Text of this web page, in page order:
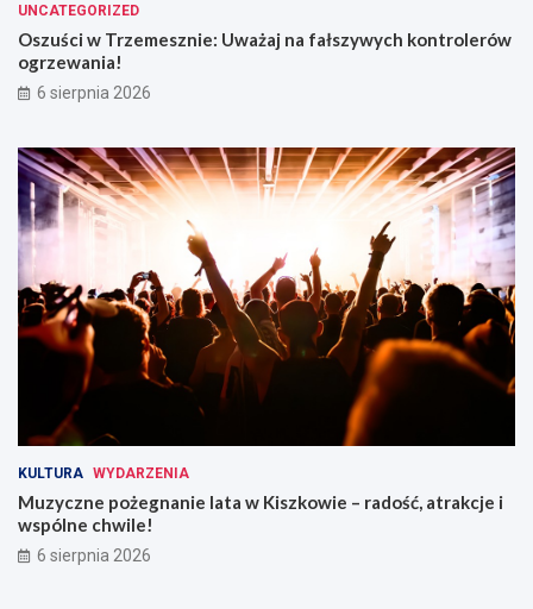
UNCATEGORIZED
Oszuści w Trzemesznie: Uważaj na fałszywych kontrolerów
ogrzewania!
6 sierpnia 2026
KULTURA WYDARZENIA
Muzyczne pożegnanie lata w Kiszkowie – radość, atrakcje i
wspólne chwile!
6 sierpnia 2026